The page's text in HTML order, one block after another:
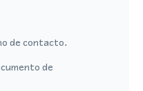
de contacto.
de